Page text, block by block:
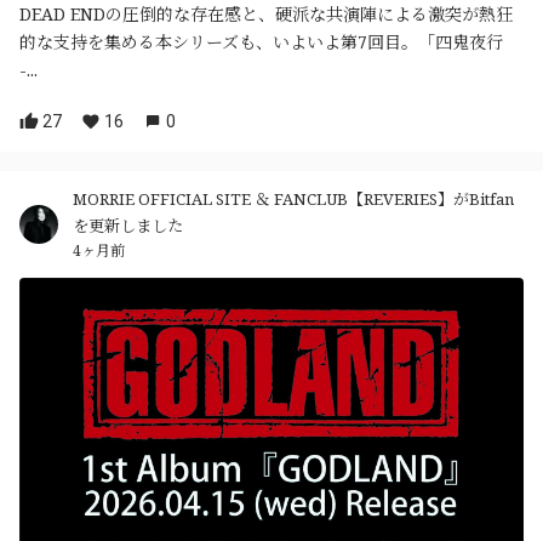
DEAD ENDの圧倒的な存在感と、硬派な共演陣による激突が熱狂
的な支持を集める本シリーズも、いよいよ第7回目。「四鬼夜行
-...
27 16 0
MORRIE OFFICIAL SITE ＆ FANCLUB【REVERIES】がBitfan
を更新しました
4ヶ月前